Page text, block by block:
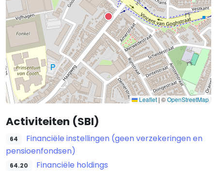
Leaflet | ©OpenStreetMap
Activiteiten (SBI)
64
Financiële instellingen (geen verzekeringen en
pensioenfondsen)
64.20 Financiële holdings